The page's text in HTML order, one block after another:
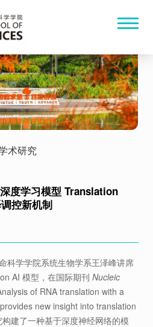
术研究
度学习模型 Translation
控新机制
科学学院系统生物学系王泽峰讲席
AI 模型，在国际期刊 Nucleic
of RNA translation with a
new insight into translation
建了一种基于深度神经网络的模